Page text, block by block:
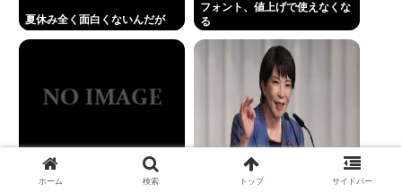
夏休み全く面白くないんだが
フォント、値上げで使えなくな
る
在留カードの更新しに入管に行
日本人の9割は高市早苗の顔や
ホーム 検索 トップ サイドバー